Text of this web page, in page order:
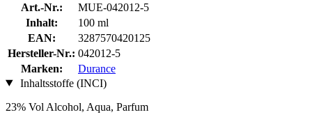
Art.-Nr.:
MUE-042012-5
Inhalt:
100 ml
EAN:
3287570420125
Hersteller-Nr.: 042012-5
Marken:
Durance
Inhaltsstoffe (INCI)
23% Vol Alcohol, Aqua, Parfum